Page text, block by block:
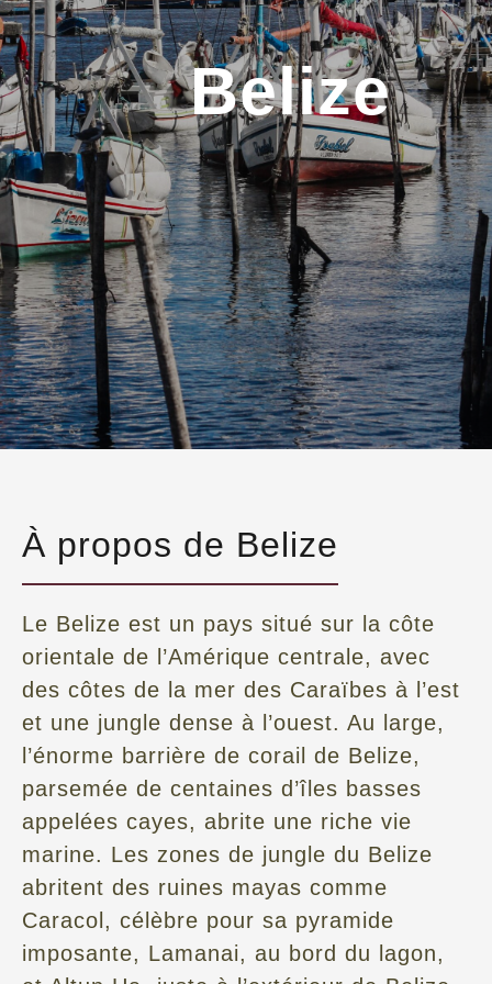
Belize
À propos de Belize
Le Belize est un pays situé sur la côte
orientale de l’Amérique centrale, avec
des côtes de la mer des Caraïbes à l’est
et une jungle dense à l’ouest. Au large,
l’énorme barrière de corail de Belize,
parsemée de centaines d’îles basses
appelées cayes, abrite une riche vie
marine. Les zones de jungle du Belize
abritent des ruines mayas comme
Caracol, célèbre pour sa pyramide
imposante, Lamanai, au bord du lagon,